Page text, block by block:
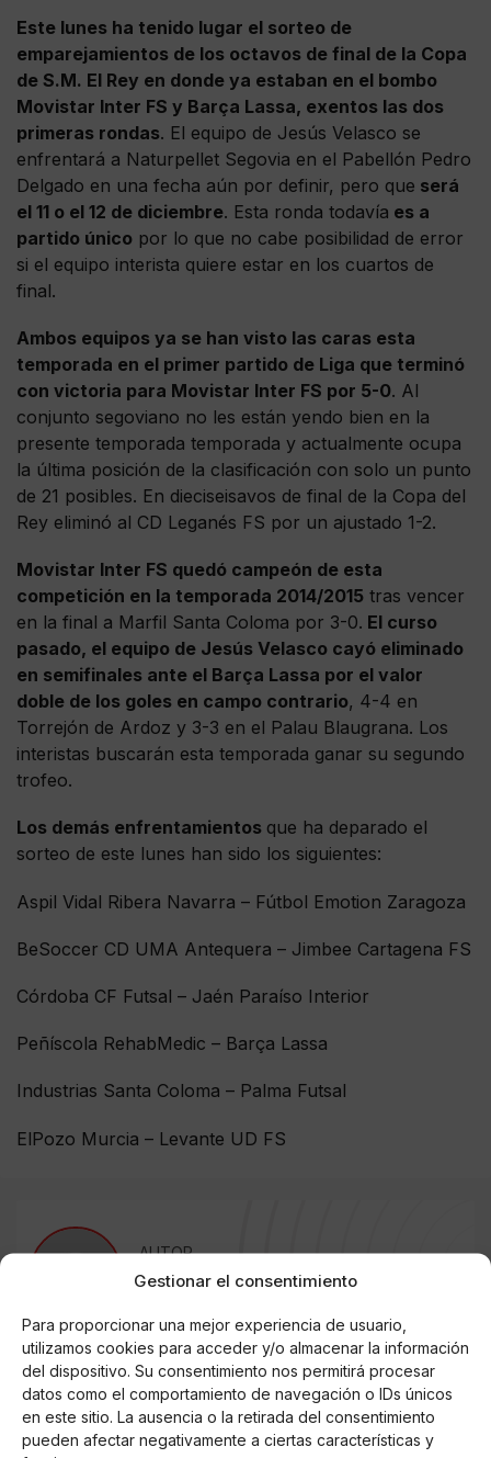
Gestionar el consentimiento
Para proporcionar una mejor experiencia de usuario,
utilizamos cookies para acceder y/o almacenar la información
del dispositivo. Su consentimiento nos permitirá procesar
datos como el comportamiento de navegación o IDs únicos
en este sitio. La ausencia o la retirada del consentimiento
pueden afectar negativamente a ciertas características y
Este lunes ha tenido lugar el sorteo de
emparejamientos de los octavos de final de la Copa
de S.M. El Rey en donde ya estaban en el bombo
Movistar Inter FS y Barça Lassa, exentos las dos
primeras rondas. El equipo de Jesús Velasco se
enfrentará a Naturpellet Segovia en el Pabellón Pedro
Delgado en una fecha aún por definir, pero que será
el 11 o el 12 de diciembre. Esta ronda todavía es a
partido único por lo que no cabe posibilidad de error
si el equipo interista quiere estar en los cuartos de
final.
Ambos equipos ya se han visto las caras esta
temporada en el primer partido de Liga que terminó
con victoria para Movistar Inter FS por 5-0. Al
conjunto segoviano no les están yendo bien en la
presente temporada temporada y actualmente ocupa
la última posición de la clasificación con solo un punto
de 21 posibles. En dieciseisavos de final de la Copa del
Rey eliminó al CD Leganés FS por un ajustado 1-2.
Movistar Inter FS quedó campeón de esta
competición en la temporada 2014/2015 tras vencer
en la final a Marfil Santa Coloma por 3-0. El curso
pasado, el equipo de Jesús Velasco cayó eliminado
en semifinales ante el Barça Lassa por el valor
doble de los goles en campo contrario, 4-4 en
Torrejón de Ardoz y 3-3 en el Palau Blaugrana. Los
interistas buscarán esta temporada ganar su segundo
trofeo.
Los demás enfrentamientos que ha deparado el
sorteo de este lunes han sido los siguientes:
Aspil Vidal Ribera Navarra – Fútbol Emotion Zaragoza
BeSoccer CD UMA Antequera – Jimbee Cartagena FS
Córdoba CF Futsal – Jaén Paraíso Interior
Peñíscola RehabMedic – Barça Lassa
Industrias Santa Coloma – Palma Futsal
ElPozo Murcia – Levante UD FS
AUTOR
Álvaro Martín
Noticias relacionadas
Online Casino
Mejores Cripto Casinos Online en